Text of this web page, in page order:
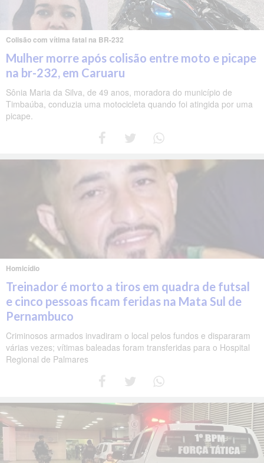
Colisão com vítima fatal na BR-232
Mulher morre após colisão entre moto e picape
na br-232, em Caruaru
Sônia Maria da Silva, de 49 anos, moradora do município de
Timbaúba, conduzia uma motocicleta quando foi atingida por uma
picape.
Homicídio
Treinador é morto a tiros em quadra de futsal
e cinco pessoas ficam feridas na Mata Sul de
Pernambuco
Criminosos armados invadiram o local pelos fundos e dispararam
várias vezes; vítimas baleadas foram transferidas para o Hospital
Regional de Palmares